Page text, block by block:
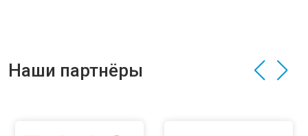
Наши партнёры